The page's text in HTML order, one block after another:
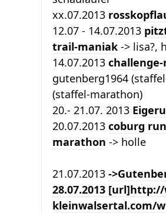
xx.07.2013
12.07 - 14.07.2013
trail-maniak -> lisa?,
14.07.2013
gutenberg1964
(staffel-marathon)
20.- 21.07. 2013
20.07.2013 coburg
marathon -> holle
21.07.2013 -
28.07.2013
kleinwalsertal.com/